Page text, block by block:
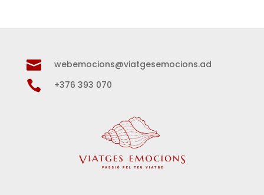
 webemocions@viatgesemocions.ad
 +376 393 070